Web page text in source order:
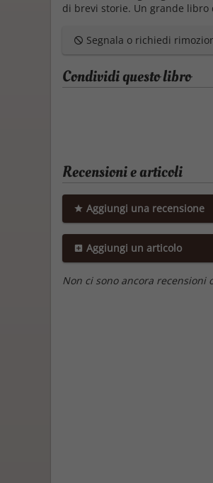
di brevi storie. Un grande libro
Segnala o richiedi
Condividi questo libro
Recensioni e articoli
Aggiungi una recensione
Aggiungi un articolo
Non ci sono ancora recensioni